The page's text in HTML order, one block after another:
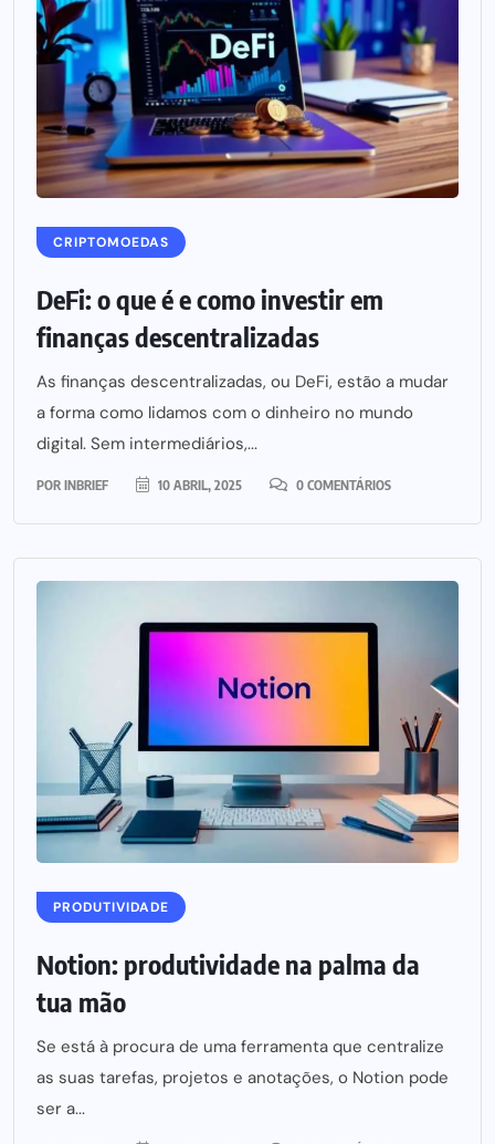
CRIPTOMOEDAS
DeFi: o que é e como investir em
finanças descentralizadas
As finanças descentralizadas, ou DeFi, estão a mudar
a forma como lidamos com o dinheiro no mundo
digital. Sem intermediários,...
POR INBRIEF 10 ABRIL, 2025 0 COMENTÁRIOS
PRODUTIVIDADE
Notion: produtividade na palma da
tua mão
Se está à procura de uma ferramenta que centralize
as suas tarefas, projetos e anotações, o Notion pode
ser a...